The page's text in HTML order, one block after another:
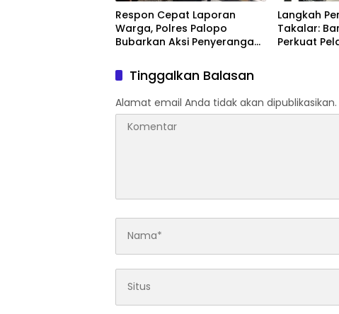
Respon Cepat Laporan
Warga, Polres Palopo
Bubarkan Aksi Penyerangan
Langkah
Takalar:
Perkuat
Tinggalkan Balasan
Alamat email Anda tidak akan dipublikasikan.